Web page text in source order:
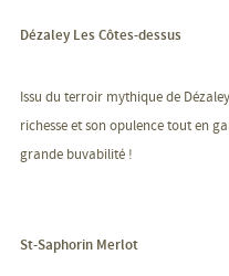
Dézaley Les Côtes-dessus
Issu du terroir mythique de
richesse et son opulence tout en
grande buvabilité !
St-Saphorin Merlot